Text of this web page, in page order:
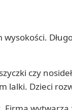
czy
Dzieci